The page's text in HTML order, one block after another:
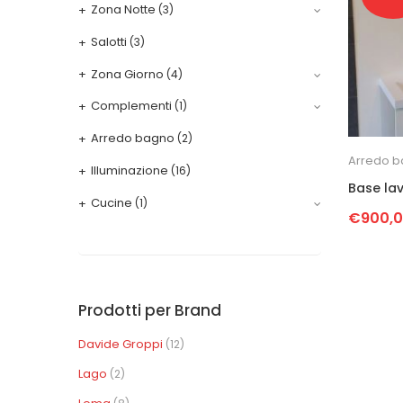
Arredo
Base
€
Zona Notte (3)
Salotti (3)
Zona Giorno (4)
Complementi (1)
Arredo bagno (2)
Illuminazione (16)
Cucine (1)
Prodotti per Brand
Davide Groppi (12)
Lago (2)